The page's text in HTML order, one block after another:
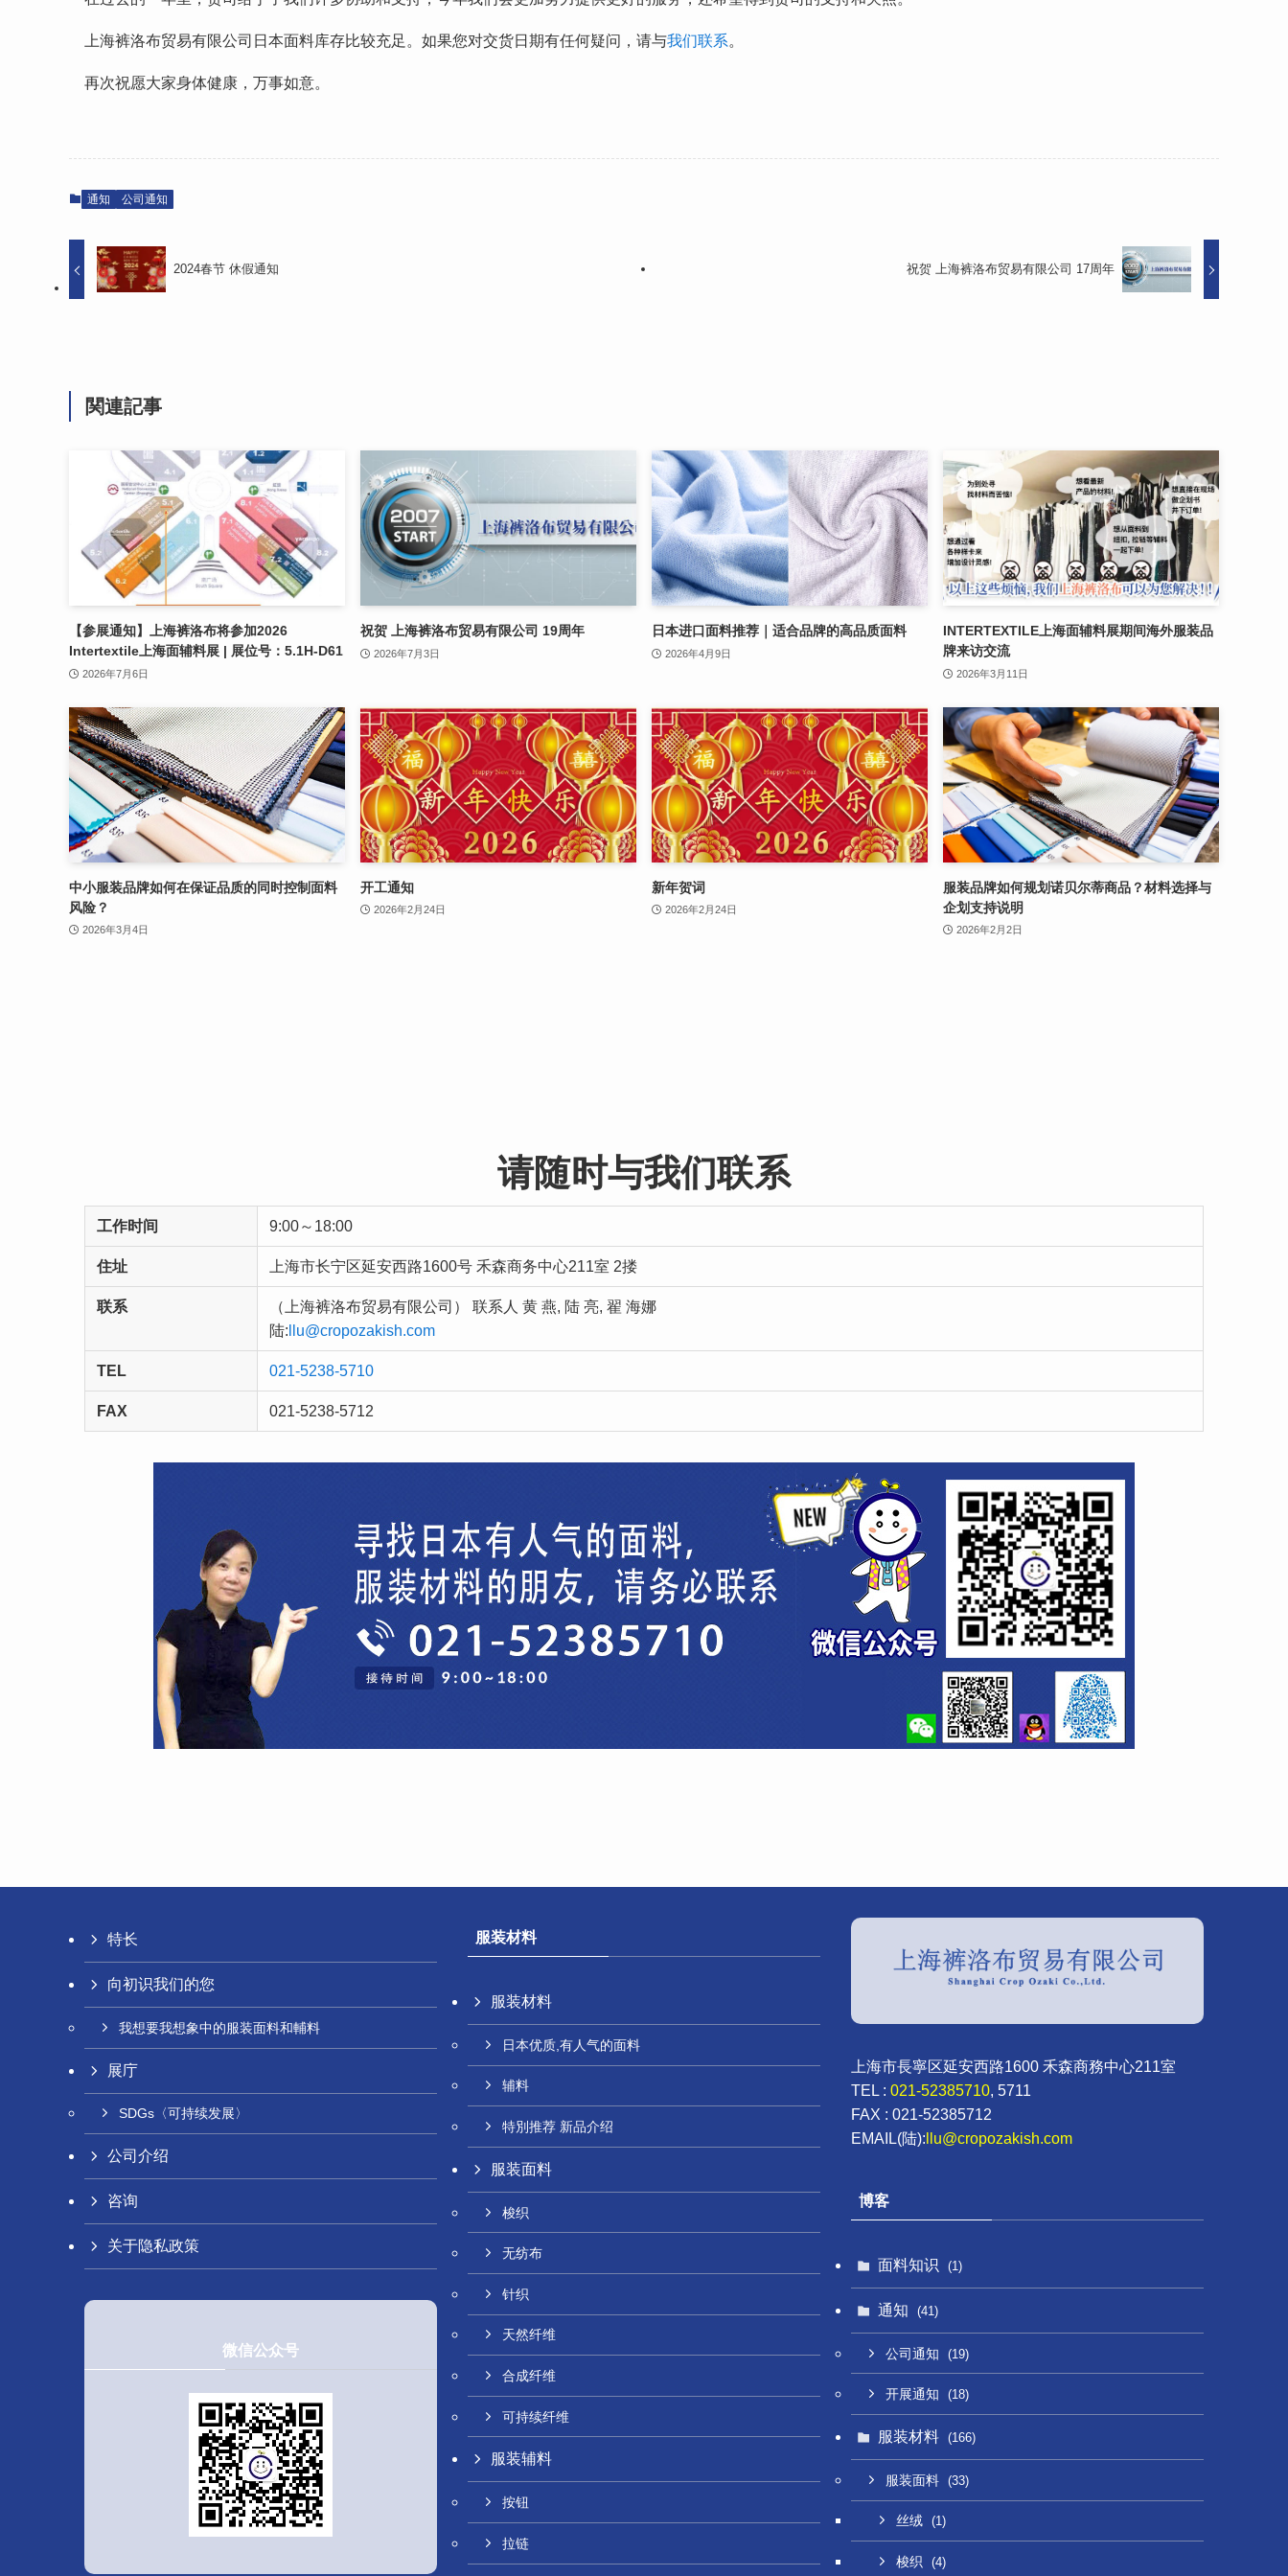
上海裤洛布贸易有限公司日本面料库存比较充足。如果您对交货日期有任何疑问，请与我们联系。
再次祝愿大家身体健康，万事如意。
通知 公司通知
2024春节 休假通知 祝贺 上海裤洛布贸易有限公司 17周年
関連記事
【参展通知】上海裤洛布将参加2026
Intertextile上海面辅料展 | 展位号：5.1H-D61
2026年7月6日
祝贺 上海裤洛布贸易有限公司 19周年
2026年7月3日
日本进口面料推荐｜适合品牌的高品质面料
2026年4月9日
INTERTEXTILE上海面辅料展期间海外服装品
牌来访交流
2026年3月11日
中小服装品牌如何在保证品质的同时控制面料
风险？
2026年3月4日
开工通知
2026年2月24日
新年贺词
2026年2月24日
服装品牌如何规划诺贝尔蒂商品？材料选择与
企划支持说明
2026年2月2日
请随时与我们联系
工作时间 9:00～18:00
住址 上海市长宁区延安西路1600号 禾森商务中心211室 2搂
联系
（上海裤洛布贸易有限公司） 联系人 黄 燕, 陆 亮, 翟 海娜
陆: llu@cropozakish.com
TEL 021-5238-5710
FAX 021-5238-5712
特长
向初识我们的您
我想要我想象中的服装面料和輔料
展庁
SDGs〈可持续发展〉
公司介绍
咨询
关于隐私政策
微信公众号
服装材料
服装材料
日本优质,有人气的面料
辅料
特別推荐 新品介绍
服装面料
梭织
无纺布
针织
天然纤维
合成纤维
可持续纤维
服装辅料
按钮
拉链
上海市長寧区延安西路1600 禾森商務中心211室
TEL : 021-52385710, 5711
FAX : 021-52385712
EMAIL(陆): llu@cropozakish.com
博客
面料知识 (1)
通知 (41)
公司通知 (19)
开展通知 (18)
服装材料 (166)
服装面料 (33)
丝绒 (1)
梭织 (4)